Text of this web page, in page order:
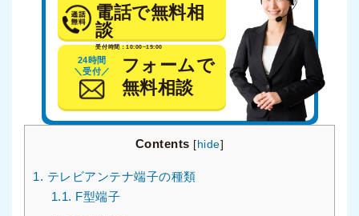
電話で無料相
談
受付時間：10:00~19:00
24時間
＼受付／
フォームで
無料相談
Contents [ hide]
1. テレビアンテナ端子の種類
1.1. F型端子